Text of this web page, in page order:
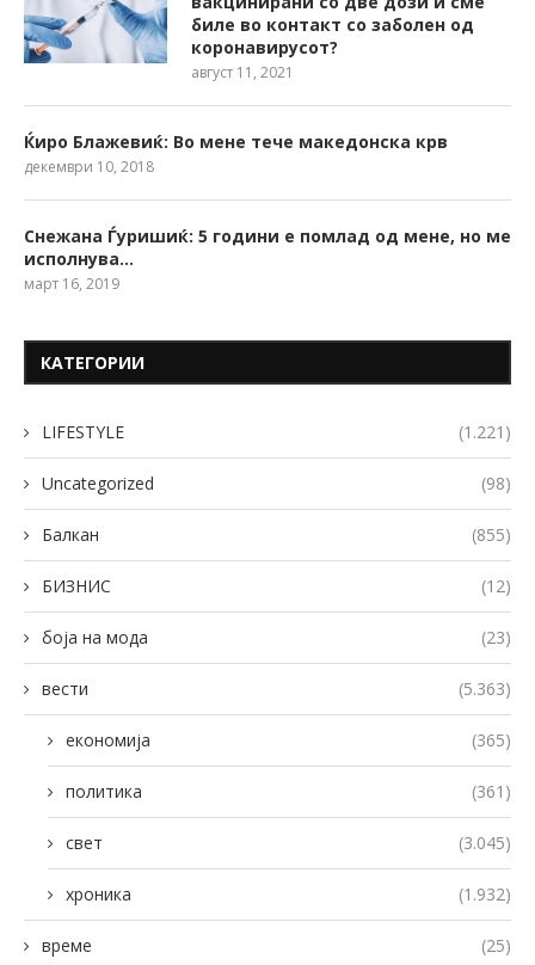
биле во контакт со заболен од
коронавирусот?
август 11, 2021
Ќиро Блажевиќ: Во мене тече македонска крв
декември 10, 2018
Снежана Ѓуришиќ: 5 години е помлад од мене, но ме
исполнува…
март 16, 2019
КАТЕГОРИИ
LIFESTYLE (1.221)
Uncategorized (98)
Балкан (855)
БИЗНИС (12)
боја на мода (23)
вести (5.363)
економија (365)
политика (361)
свет (3.045)
хроника (1.932)
време (25)